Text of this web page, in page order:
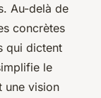
Au-delà de
concrètes
qui dictent
le
une vision